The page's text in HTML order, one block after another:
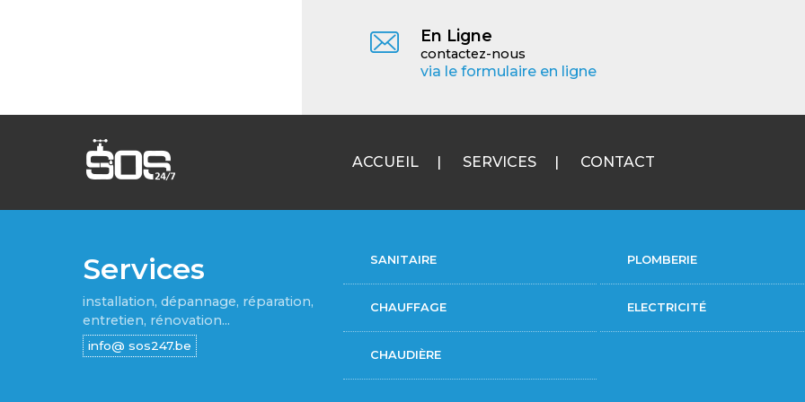
En Ligne
contactez-nous
via le formulaire en ligne
ACCUEIL SERVICES CONTACT
Services
installation, dépannage, réparation,
entretien, rénovation...
SANITAIRE PLOMBERIE
CHAUFFAGE ELECTRICITÉ
CHAUDIÈRE